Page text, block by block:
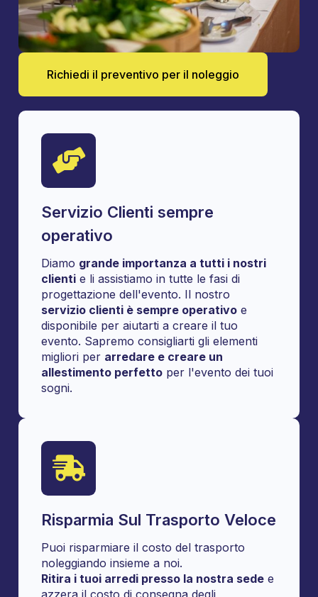
Richiedi il preventivo per il noleggio
Servizio Clienti sempre
operativo
Diamo grande importanza a tutti i nostri
clienti e li assistiamo in tutte le fasi di
progettazione dell'evento. Il nostro
servizio clienti è sempre operativo e
disponibile per aiutarti a creare il tuo
evento. Sapremo consigliarti gli elementi
migliori per arredare e creare un
allestimento perfetto per l'evento dei tuoi
sogni.
Risparmia Sul Trasporto Veloce
Puoi risparmiare il costo del trasporto
noleggiando insieme a noi.
Ritira i tuoi arredi presso la nostra sede e
azzera il costo di consegna degli